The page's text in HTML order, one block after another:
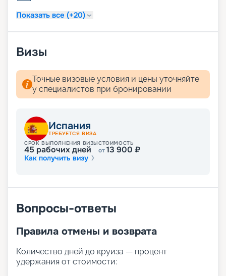
Показать все (+20)
Визы
Точные визовые условия и цены уточняйте
у специалистов при бронировании
Испания
ТРЕБУЕТСЯ ВИЗА
СРОК ВЫПОЛНЕНИЯ ВИЗЫ
45 рабочих дней
СТОИМОСТЬ
от13 900 ₽
Как получить визу
Вопросы-ответы
Правила отмены и возврата
Количество дней до круиза — процент
удержания от стоимости: